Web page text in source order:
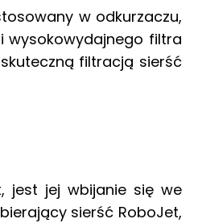
w odkurzaczu,
wysokowydajnego filtra
filtracją sierść
jest jej wbijanie się we
sierść RoboJet,